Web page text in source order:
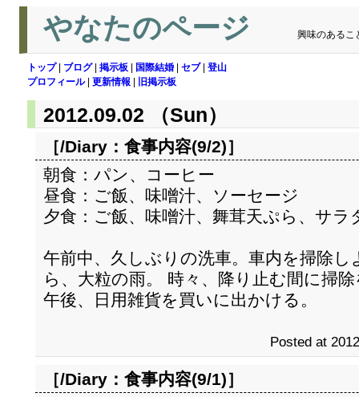
やなたのページ 興味のあるこ
トップ| ブログ| 掲示板 国際結婚 セブ| 登山
プロフィール| 更新情報 旧掲示板
2012.09.02 （Sun）
［/Diary： 食事内容(9/2)］
朝食：パン、コーヒー
昼食：ご飯、味噌汁、ソーセージ
夕食：ご飯、味噌汁、舞茸天ぷら、サラ
午前中、久しぶりの洗車。車内を掃除
ら、大粒の雨。 時々、降り止む間に掃
午後、日用雑貨を買いに出かける。
Posted at
［/Diary： 食事内容(9/1)］